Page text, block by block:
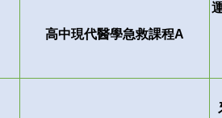
高中現代醫學急救課程A